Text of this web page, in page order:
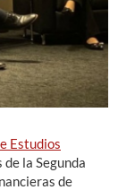
Estudios
la Segunda
de